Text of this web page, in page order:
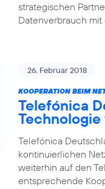
strategischen
Datenverbrauch
26. Februar 2018
KOOPERATION BEIM
Telefónica
Telefónica
kontinuierlichen
weiterhin auf den
entsprechende